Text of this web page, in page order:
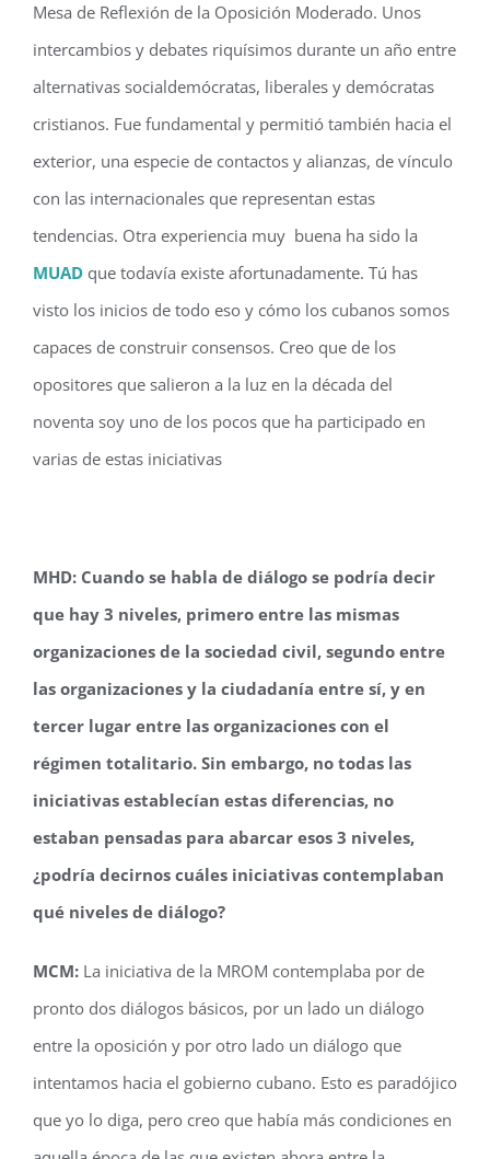
Mesa de Reflexión de la Oposición Moderado. Unos
intercambios y debates riquísimos durante un año entre
alternativas socialdemócratas, liberales y demócratas
cristianos. Fue fundamental y permitió también hacia el
exterior, una especie de contactos y alianzas, de vínculo
con las internacionales que representan estas
tendencias. Otra experiencia muy buena ha sido la
MUAD que todavía existe afortunadamente. Tú has
visto los inicios de todo eso y cómo los cubanos somos
capaces de construir consensos. Creo que de los
opositores que salieron a la luz en la década del
noventa soy uno de los pocos que ha participado en
varias de estas iniciativas
MHD: Cuando se habla de diálogo se podría decir
que hay 3 niveles, primero entre las mismas
organizaciones de la sociedad civil, segundo entre
las organizaciones y la ciudadanía entre sí, y en
tercer lugar entre las organizaciones con el
régimen totalitario. Sin embargo, no todas las
iniciativas establecían estas diferencias, no
estaban pensadas para abarcar esos 3 niveles,
¿podría decirnos cuáles iniciativas contemplaban
qué niveles de diálogo?
MCM: La iniciativa de la MROM contemplaba por de
pronto dos diálogos básicos, por un lado un diálogo
entre la oposición y por otro lado un diálogo que
intentamos hacia el gobierno cubano. Esto es paradójico
que yo lo diga, pero creo que había más condiciones en